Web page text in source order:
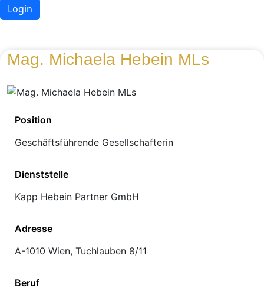
Login
Mag. Michaela Hebein MLs
Position
Geschäftsführende Gesellschafterin
Dienststelle
Kapp Hebein Partner GmbH
Adresse
A-1010 Wien, Tuchlauben 8/11
Beruf